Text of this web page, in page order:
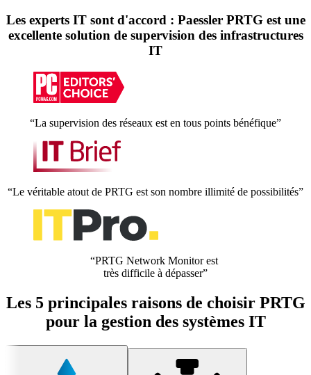
Les experts IT sont d'accord : Paessler PRTG est une
excellente solution de supervision des infrastructures
IT
“La supervision des réseaux est en tous points bénéfique”
“Le véritable atout de PRTG est son nombre illimité de possibilités”
“PRTG Network Monitor est
très difficile à dépasser”
Les 5 principales raisons de choisir PRTG
pour la gestion des systèmes IT